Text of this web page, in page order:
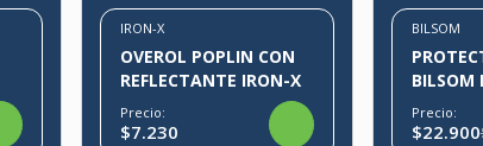
IRON-X
OVEROL POPLIN CON
REFLECTANTE IRON-X
Precio:
$7.230
BILSOM
BILSOM
Precio:
$22.900